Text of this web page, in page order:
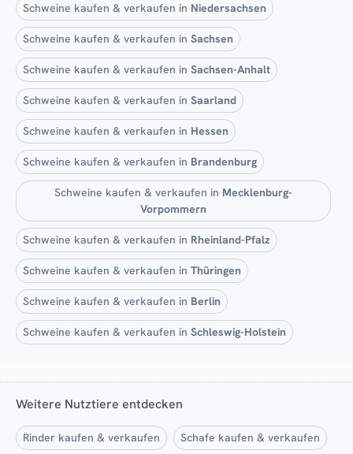
Schweine kaufen & verkaufen in Niedersachsen
Schweine kaufen & verkaufen in Sachsen
Schweine kaufen & verkaufen in Sachsen-Anhalt
Schweine kaufen & verkaufen in Saarland
Schweine kaufen & verkaufen in Hessen
Schweine kaufen & verkaufen in Brandenburg
Schweine kaufen & verkaufen in Mecklenburg-
Vorpommern
Schweine kaufen & verkaufen in Rheinland-Pfalz
Schweine kaufen & verkaufen in Thüringen
Schweine kaufen & verkaufen in Berlin
Schweine kaufen & verkaufen in Schleswig-Holstein
Weitere Nutztiere entdecken
Rinder kaufen & verkaufen Schafe kaufen & verkaufen